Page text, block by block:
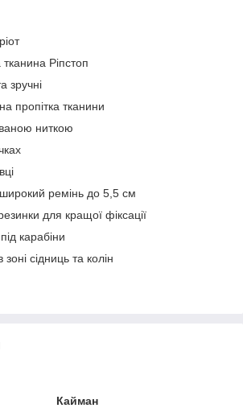
Ріпстоп
зручні
пропітка тканини
ниткою
ремінь до 5,5 см
для кращої фіксації
карабіни
сідниць та колін
Кайман